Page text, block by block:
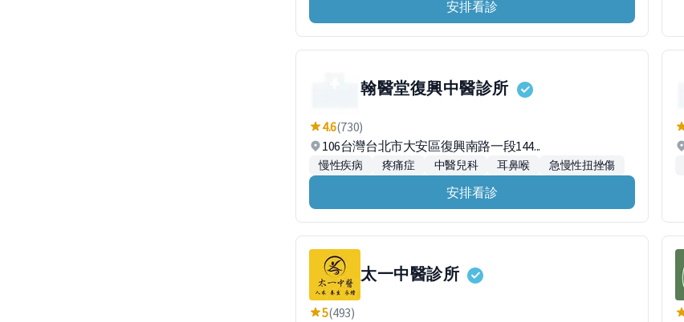
安排看診
翰醫堂復興中醫診所
4.6(730)
106台灣台北市大安區復興南路一段144...
慢性疾病 疼痛症 中醫兒科 耳鼻喉 急慢性扭挫傷
安排看診
太一中醫診所
5(493)